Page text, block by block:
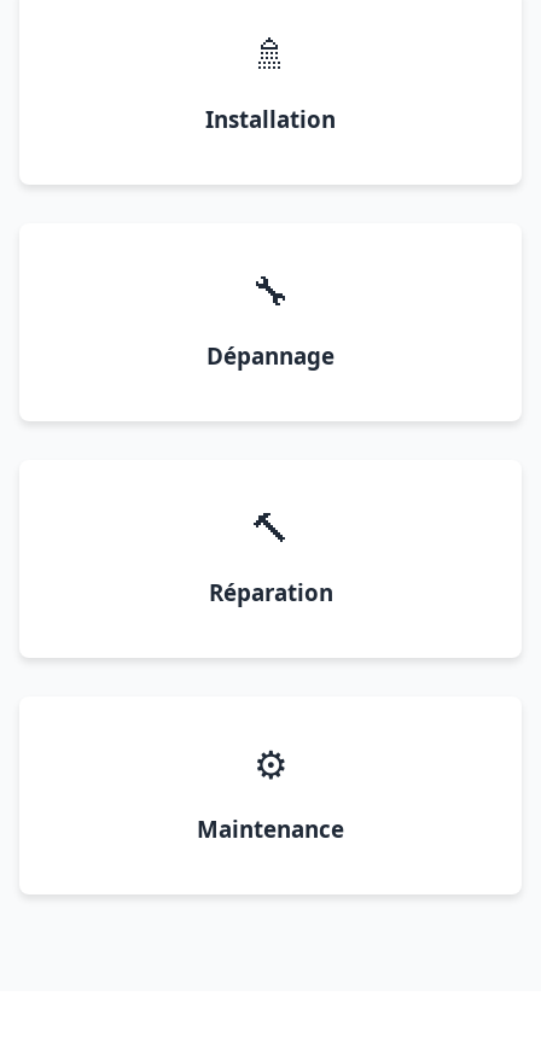
🚿
Installation
🔧
Dépannage
🔨
Réparation
⚙️
Maintenance